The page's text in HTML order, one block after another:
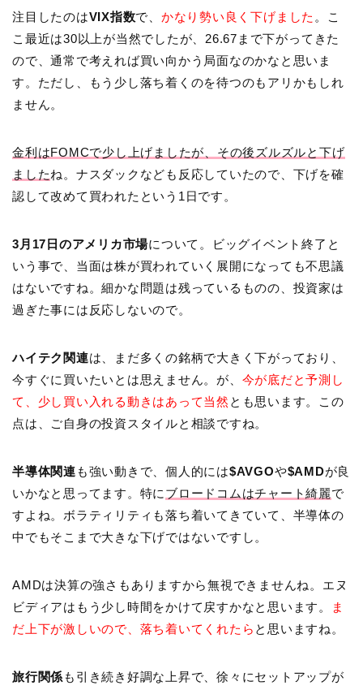
注目したのはVIX指数で、 かなり勢い良く下げました 。こ
こ最近は30以上が当然でしたが、26.67まで下がってきた
ので、通常で考えれば買い向かう局面なのかなと思いま
す。ただし、もう少し落ち着くのを待つのもアリかもしれ
ません。
金利はFOMCで少し上げましたが、その後ズルズルと下げ
ましたね。ナスダックなども反応していたので、下げを確
認して改めて買われたという1日です。
3月17日のアメリカ市場について。ビッグイベント終了と
いう事で、当面は株が買われていく展開になっても不思議
はないですね。細かな問題は残っているものの、投資家は
過ぎた事には反応しないので。
ハイテク関連は、まだ多くの銘柄で大きく下がっており、
今すぐに買いたいとは思えません。が、 今が底だと予測し
て、少し買い入れる動きはあって当然 とも思います。この
点は、ご自身の投資スタイルと相談ですね。
半導体関連も強い動きで、個人的には$AVGOや$AMDが良
いかなと思ってます。特に ブロードコムはチャート綺麗で
すよね。ボラティリティも落ち着いてきていて、半導体の
中でもそこまで大きな下げではないですし。
AMDは決算の強さもありますから無視できませんね。エヌ
ビディアはもう少し時間をかけて戻すかなと思います。
ま
だ上下が激しいので、落ち着いてくれたら と思いますね。
旅行関係も引き続き好調な上昇で、徐々にセットアップが